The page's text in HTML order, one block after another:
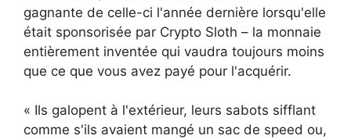
gagnante de celle-ci l'année dernière lorsqu'elle
était sponsorisée par Crypto Sloth – la monnaie
entièrement inventée qui vaudra toujours moins
que ce que vous avez payé pour l'acquérir.
« Ils galopent à l'extérieur, leurs sabots sifflant
comme s'ils avaient mangé un sac de speed ou,